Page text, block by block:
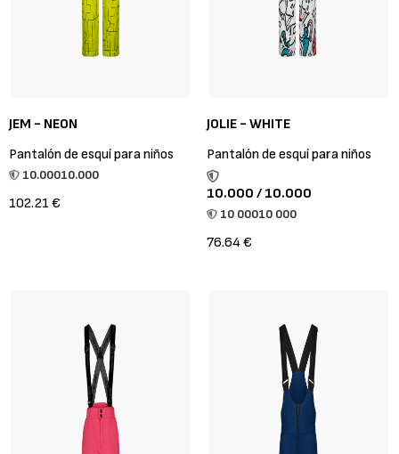
JEM - NEON
Pantalón de esquí para niños
10.00010.000
102.21 €
JOLIE - WHITE
Pantalón de esquí para niños
10.000 / 10.000
10 00010 000
76.64 €